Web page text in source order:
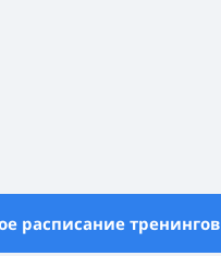
расписание тренингов